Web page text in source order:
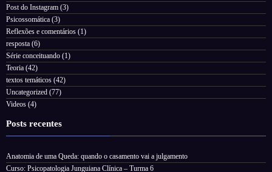
Post do Instagram (3)
Psicossomática (3)
Reflexões e comentários (1)
resposta (6)
Série conceituando (1)
Teoria (42)
textos temáticos (42)
Uncategorized (77)
Videos (4)
Posts recentes
Anatomia de uma Queda: quando o casamento vai a julgamento
Curso: Psicopatologia Junguiana Clínica – Turma 6